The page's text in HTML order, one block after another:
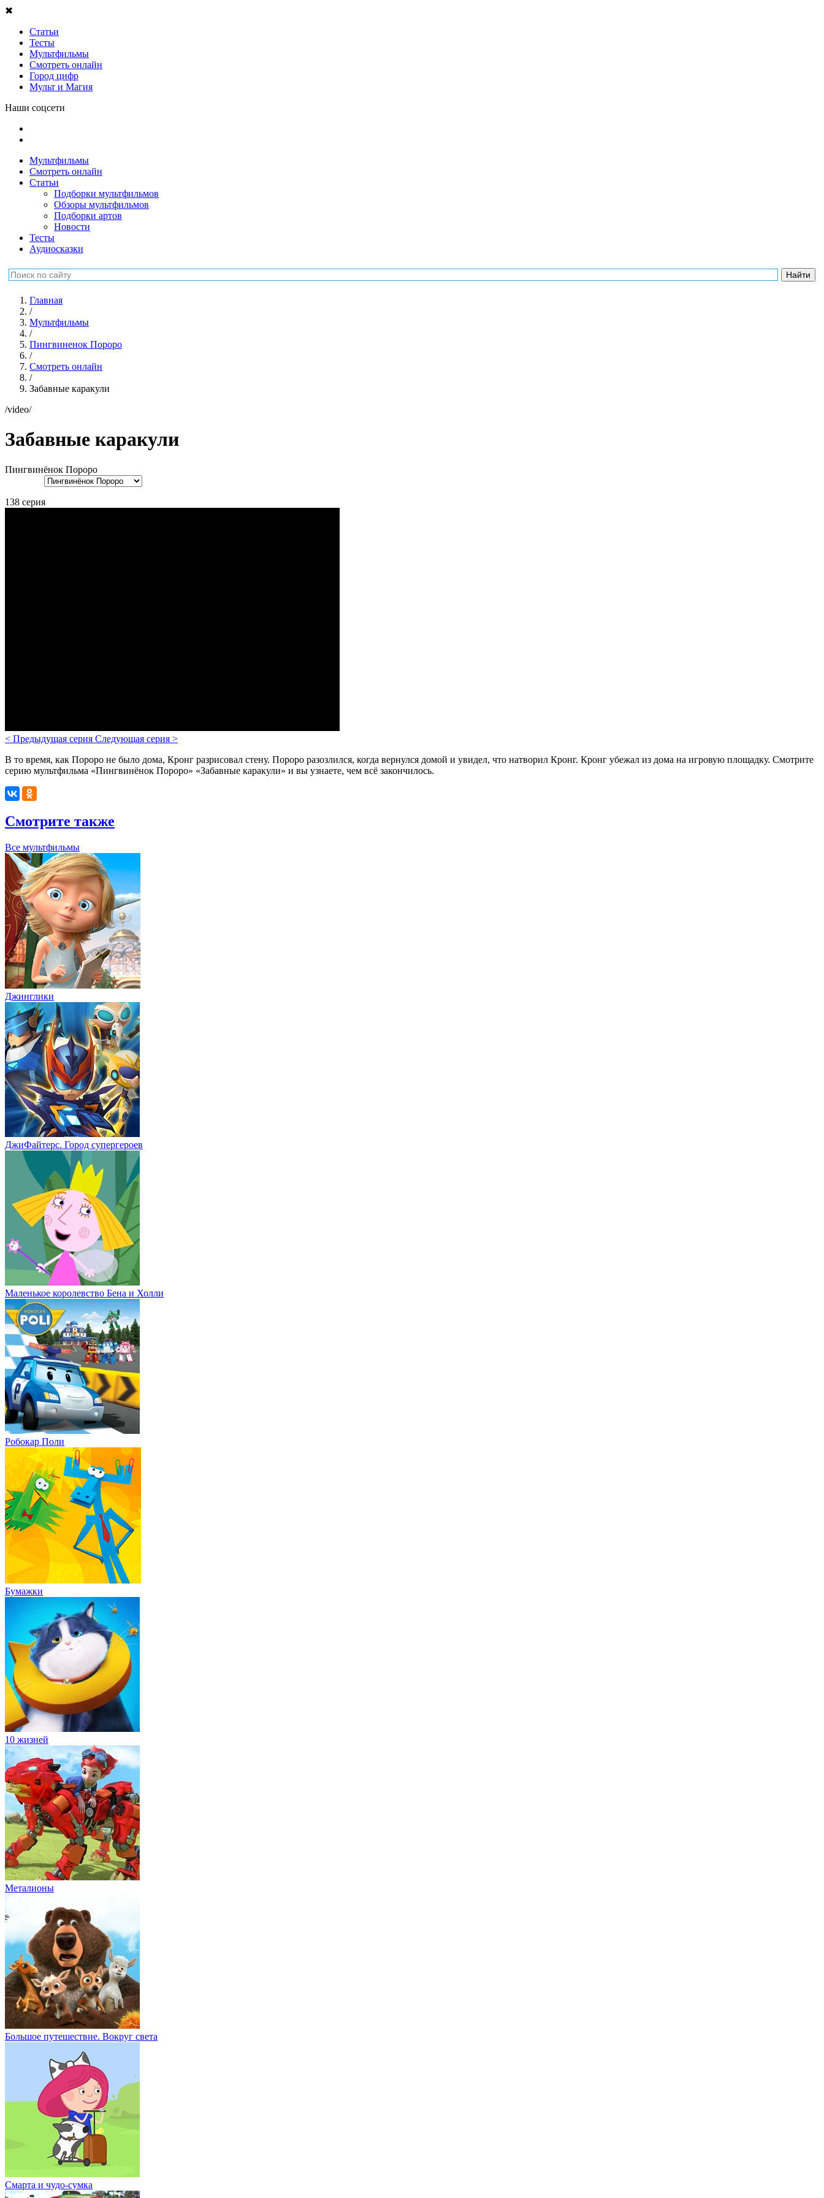
✖
Статьи
Тесты
Мультфильмы
Смотреть онлайн
Город цифр
Мульт и Магия
Наши соцсети
Мультфильмы
Смотреть онлайн
Статьи
Подборки мультфильмов
Обзоры мультфильмов
Подборки артов
Новости
Тесты
Аудиосказки
Главная
/
Мультфильмы
/
Пингвиненок Пороро
/
Смотреть онлайн
/
Забавные каракули
/video/
Забавные каракули
Пингвинёнок Пороро
138 серия
< Предыдущая серия Следующая серия >
В то время, как Пороро не было дома, Кронг разрисовал стену. Пороро разозлился, когда вернулся домой и увидел, что натворил Кронг. Кронг убежал из дома на игровую площадку. Смотрите
серию мультфильма «Пингвинёнок Пороро» «Забавные каракули» и вы узнаете, чем всё закончилось.
Смотрите также
Все мультфильмы
Джинглики
ДжиФайтерс. Город супергероев
Маленькое королевство Бена и Холли
Робокар Поли
Бумажки
10 жизней
Металионы
Большое путешествие. Вокруг света
Смарта и чудо-сумка